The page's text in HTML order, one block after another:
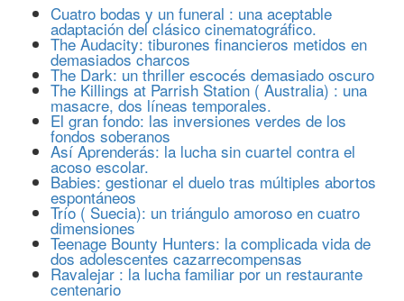
Cuatro bodas y un funeral : una aceptable
adaptación del clásico cinematográfico.
The Audacity: tiburones financieros metidos en
demasiados charcos
The Dark: un thriller escocés demasiado oscuro
The Killings at Parrish Station ( Australia) : una
masacre, dos líneas temporales.
El gran fondo: las inversiones verdes de los
fondos soberanos
Así Aprenderás: la lucha sin cuartel contra el
acoso escolar.
Babies: gestionar el duelo tras múltiples abortos
espontáneos
Trío ( Suecia): un triángulo amoroso en cuatro
dimensiones
Teenage Bounty Hunters: la complicada vida de
dos adolescentes cazarrecompensas
Ravalejar : la lucha familiar por un restaurante
centenario